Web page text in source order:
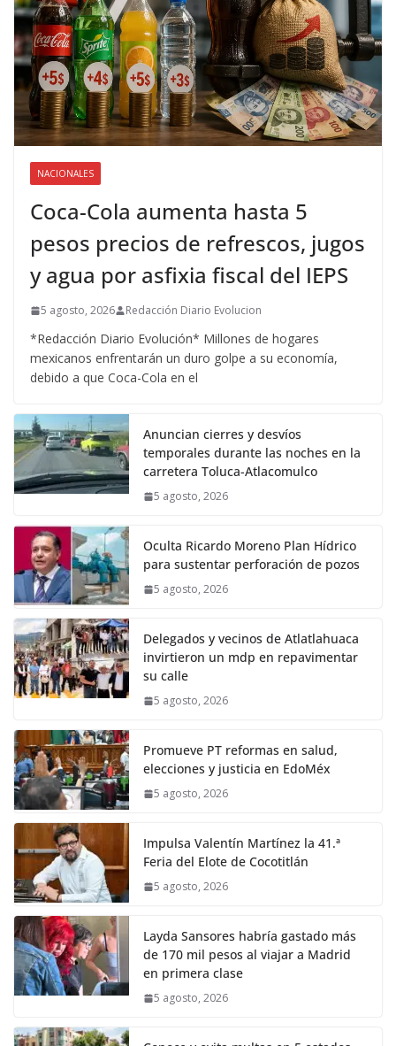
NACIONALES
Coca-Cola aumenta hasta 5
pesos precios de refrescos, jugos
y agua por asfixia fiscal del IEPS
5 agosto, 2026 Redacción Diario Evolucion
*Redacción Diario Evolución* Millones de hogares
mexicanos enfrentarán un duro golpe a su economía,
debido a que Coca-Cola en el
Anuncian cierres y desvíos
temporales durante las noches en la
carretera Toluca-Atlacomulco
5 agosto, 2026
Oculta Ricardo Moreno Plan Hídrico
para sustentar perforación de pozos
5 agosto, 2026
Delegados y vecinos de Atlatlahuaca
invirtieron un mdp en repavimentar
su calle
5 agosto, 2026
Promueve PT reformas en salud,
elecciones y justicia en EdoMéx
5 agosto, 2026
Impulsa Valentín Martínez la 41.ª
Feria del Elote de Cocotitlán
5 agosto, 2026
Layda Sansores habría gastado más
de 170 mil pesos al viajar a Madrid
en primera clase
5 agosto, 2026